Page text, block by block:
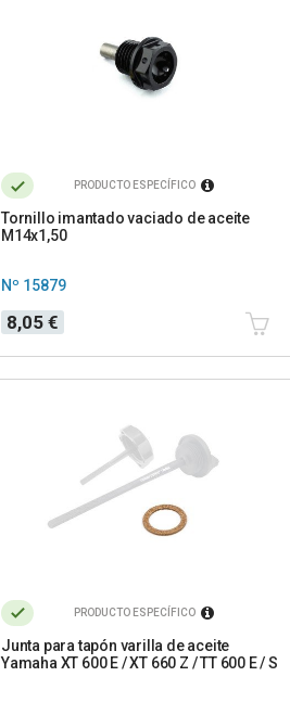
PRODUCTO ESPECÍFICO
Tornillo imantado vaciado de aceite
M14x1,50
Nº 15879
Precio
8,05 €
PRODUCTO ESPECÍFICO
Junta para tapón varilla de aceite
Yamaha XT 600 E / XT 660 Z / TT 600 E / S